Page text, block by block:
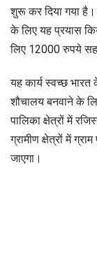
शुरू कर दिया गया है।
के लिए यह प्रयास
लिए 12000 रुपये
यह कार्य स्वच्छ भारत
शौचालय बनवाने के
पालिका क्षेत्रों में
ग्रामीण क्षेत्रों में
जाएगा।